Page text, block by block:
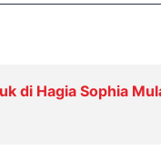
di Hagia Sophia